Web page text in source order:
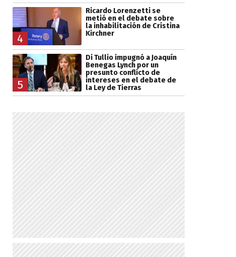
4
Ricardo Lorenzetti se
metió en el debate sobre
la inhabilitación de Cristina
Kirchner
5
Di Tullio impugnó a Joaquín
Benegas Lynch por un
presunto conflicto de
intereses en el debate de
la Ley de Tierras